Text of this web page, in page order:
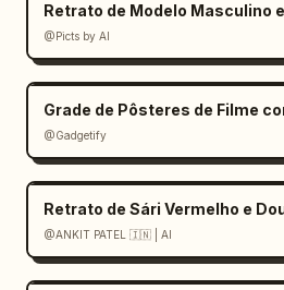
Retrato de Modelo Masculino
@Picts by AI
@Gadgetify
Retrato de Sári Vermelho e
@ANKIT PATEL 🇮🇳 | AI